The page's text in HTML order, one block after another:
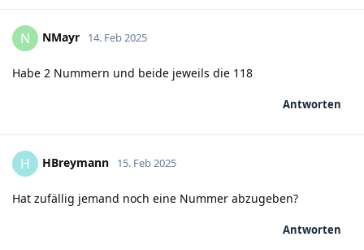
N NMayr 14. Feb 2025
Habe 2 Nummern und beide jeweils die 118
Antworten
H HBreymann 15. Feb 2025
Hat zufällig jemand noch eine Nummer abzugeben?
Antworten